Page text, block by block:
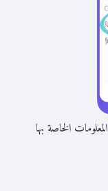
الخاصة بها